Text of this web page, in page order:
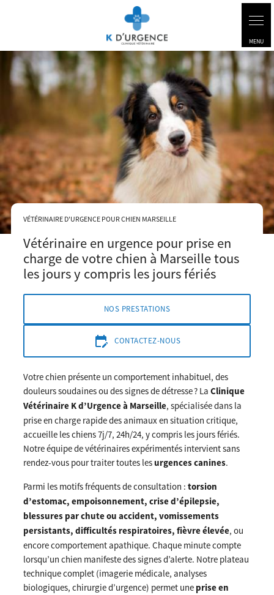
VÉTÉRINAIRE D'URGENCE POUR CHIEN MARSEILLE
Vétérinaire en urgence pour prise en
charge de votre chien à Marseille tous
les jours y compris les jours fériés
edit_calendar CONTACTEZ-NOUS
Votre chien présente un comportement inhabituel, des
douleurs soudaines ou des signes de détresse ? La Clinique
Vétérinaire K d’Urgence à Marseille, spécialisée dans la
prise en charge rapide des animaux en situation critique,
accueille les chiens 7j/7, 24h/24, y compris les jours fériés.
Notre équipe de vétérinaires expérimentés intervient sans
rendez-vous pour traiter toutes lesurgences canines.
Parmi les motifs fréquents de consultation : torsion
d’estomac, empoisonnement, crise d’épilepsie,
blessures par chute ou accident, vomissements
persistants, difficultés respiratoires, fièvre élevée, ou
encore comportement apathique. Chaque minute compte
lorsqu’un chien manifeste des signes d’alerte. Notre plateau
technique complet (imagerie médicale, analyses
biologiques, chirurgie d’urgence) permet une prise en